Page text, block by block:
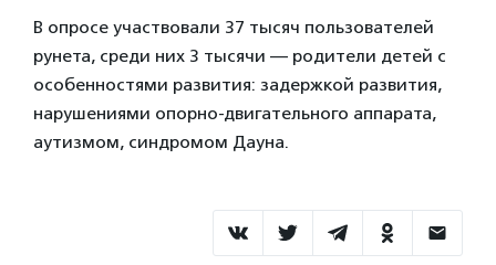
В опросе участвовали 37 тысяч пользователей
рунета, среди них 3 тысячи — родители детей с
особенностями развития: задержкой развития,
нарушениями опорно-двигательного аппарата,
аутизмом, синдромом Дауна.